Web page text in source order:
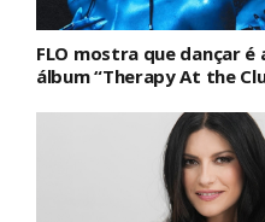
FLO mostra que dançar
álbum “Therapy At the